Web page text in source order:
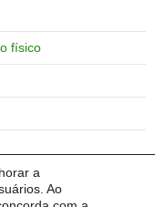
a
Ao
físico